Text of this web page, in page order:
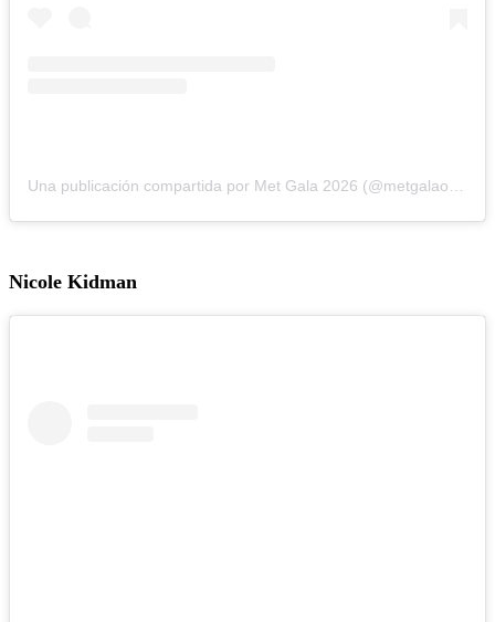
Una publicación compartida por Met Gala 2026 (@metgalaofficial_)
Nicole Kidman